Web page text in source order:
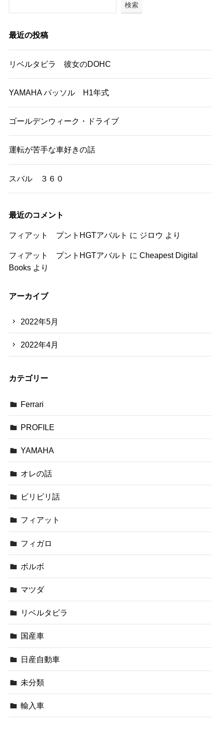
検索
最近の投稿
リベルタビラ 彼女のDOHC
YAMAHA パッソル H1年式
ゴールデンウィーク・ドライブ
運転が苦手な車好きの話
スバル ３６０
最近のコメント
フィアット プントHGTアバルト に ジロウ より
フィアット プントHGTアバルト に Cheapest Digital
Booksより
アーカイブ
2022年5月
2022年4月
カテゴリー
Ferrari
PROFILE
YAMAHA
オレの話
ビリビリ話
フィアット
フィガロ
ボルボ
マツダ
リベルタビラ
国産車
日産自動車
未分類
輸入車